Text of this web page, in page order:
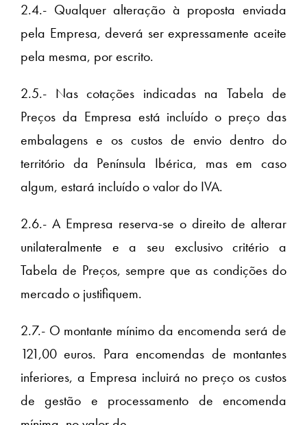
2.4.- Qualquer alteração à proposta enviada
pela Empresa, deverá ser expressamente aceite
pela mesma, por escrito.
2.5.- Nas cotações indicadas na Tabela de
Preços da Empresa está incluído o preço das
embalagens e os custos de envio dentro do
território da Península Ibérica, mas em caso
algum, estará incluído o valor do IVA.
2.6.- A Empresa reserva-se o direito de alterar
unilateralmente e a seu exclusivo critério a
Tabela de Preços, sempre que as condições do
mercado o justifiquem.
2.7.- O montante mínimo da encomenda será de
121,00 euros. Para encomendas de montantes
inferiores, a Empresa incluirá no preço os custos
de gestão e processamento de encomenda